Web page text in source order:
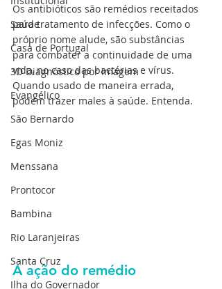
Saúde
Casa de Portugal
3D Diagnóstico por Imagem
Evangélico
São Bernardo
Egas Moniz
Menssana
Prontocor
Bambina
Rio Laranjeiras
Santa Cruz
Ilha do Governador
Os antibióticos são remédios receitados
para tratamento de infecções. Como o
próprio nome alude, são substâncias
para combater a continuidade de uma
vida, no caso das bactérias e vírus.
Quando usado de maneira errada,
podem trazer males à saúde. Entenda.
A ação do remédio